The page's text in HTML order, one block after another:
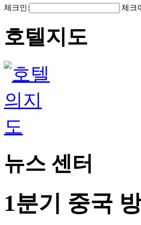
체크인: 체크
호텔지도
뉴스 센터
1분기 중국